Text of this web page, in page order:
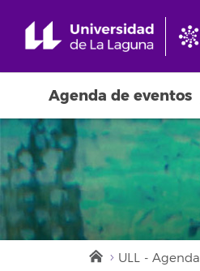
Agenda de eventos
ULL - Agenda